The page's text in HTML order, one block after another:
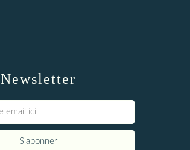
Newsletter